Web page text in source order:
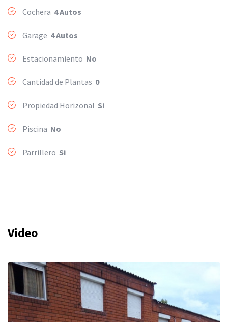
Cochera 4 Autos
Garage 4 Autos
Estacionamiento No
Cantidad de Plantas 0
Propiedad Horizonal Si
Piscina No
Parrillero Si
Video